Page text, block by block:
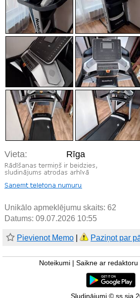
Vieta: Rīga
Unikālo apmeklējumu skaits: 62
Datums: 09.07.2026 10:55
Pievienot Memo Paziņot par
Noteikumi Saikne ar redaktoru
Sludinājumi © ss sia